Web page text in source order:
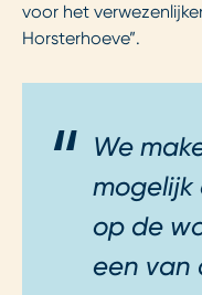
voor het
Horsterhoeve”.
We
mogelijk
op de
een van